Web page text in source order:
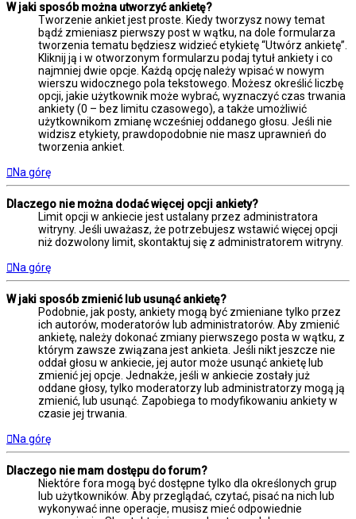
W jaki sposób można utworzyć ankietę?
Tworzenie ankiet jest proste. Kiedy tworzysz nowy temat
bądź zmieniasz pierwszy post w wątku, na dole formularza
tworzenia tematu będziesz widzieć etykietę “Utwórz ankietę”.
Kliknij ją i w otworzonym formularzu podaj tytuł ankiety i co
najmniej dwie opcje. Każdą opcję należy wpisać w nowym
wierszu widocznego pola tekstowego. Możesz określić liczbę
opcji, jakie użytkownik może wybrać, wyznaczyć czas trwania
ankiety (0 – bez limitu czasowego), a także umożliwić
użytkownikom zmianę wcześniej oddanego głosu. Jeśli nie
widzisz etykiety, prawdopodobnie nie masz uprawnień do
tworzenia ankiet.
Na górę
Dlaczego nie można dodać więcej opcji ankiety?
Limit opcji w ankiecie jest ustalany przez administratora
witryny. Jeśli uważasz, że potrzebujesz wstawić więcej opcji
niż dozwolony limit, skontaktuj się z administratorem witryny.
Na górę
W jaki sposób zmienić lub usunąć ankietę?
Podobnie, jak posty, ankiety mogą być zmieniane tylko przez
ich autorów, moderatorów lub administratorów. Aby zmienić
ankietę, należy dokonać zmiany pierwszego posta w wątku, z
którym zawsze związana jest ankieta. Jeśli nikt jeszcze nie
oddał głosu w ankiecie, jej autor może usunąć ankietę lub
zmienić jej opcje. Jednakże, jeśli w ankiecie zostały już
oddane głosy, tylko moderatorzy lub administratorzy mogą ją
zmienić, lub usunąć. Zapobiega to modyfikowaniu ankiety w
czasie jej trwania.
Na górę
Dlaczego nie mam dostępu do forum?
Niektóre fora mogą być dostępne tylko dla określonych grup
lub użytkowników. Aby przeglądać, czytać, pisać na nich lub
wykonywać inne operacje, musisz mieć odpowiednie